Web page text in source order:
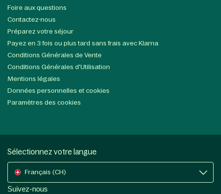
Foire aux questions
Contactez-nous
Préparez votre séjour
Payez en 3 fois ou plus tard sans frais avec Klarna
Conditions Générales de Vente
Conditions Générales d'Utilisation
Mentions légales
Données personnelles et cookies
Paramètres des cookies
Sélectionnez votre langue
Français (CH)
Suivez-nous